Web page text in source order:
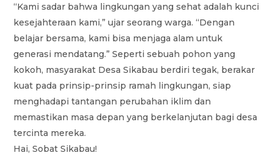
“Kami sadar bahwa lingkungan yang sehat adalah kunci
kesejahteraan kami,” ujar seorang warga. “Dengan
belajar bersama, kami bisa menjaga alam untuk
generasi mendatang.” Seperti sebuah pohon yang
kokoh, masyarakat Desa Sikabau berdiri tegak, berakar
kuat pada prinsip-prinsip ramah lingkungan, siap
menghadapi tantangan perubahan iklim dan
memastikan masa depan yang berkelanjutan bagi desa
tercinta mereka.
Hai, Sobat Sikabau!